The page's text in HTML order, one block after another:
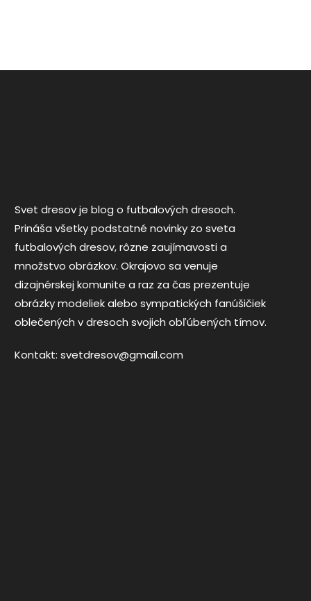
Svet dresov je blog o futbalových dresoch.
Prináša všetky podstatné novinky zo sveta
futbalových dresov, rôzne zaujímavosti a
množstvo obrázkov. Okrajovo sa venuje
dizajnérskej komunite a raz za čas prezentuje
obrázky modeliek alebo sympatických fanúšičiek
oblečených v dresoch svojich obľúbených tímov.
Kontakt:svetdresov@gmail.com